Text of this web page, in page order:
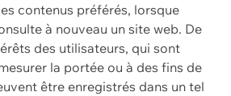
contenus préférés, lorsque
à nouveau un site web. De
des utilisateurs, qui sont
la portée ou à des fins de
être enregistrés dans un tel